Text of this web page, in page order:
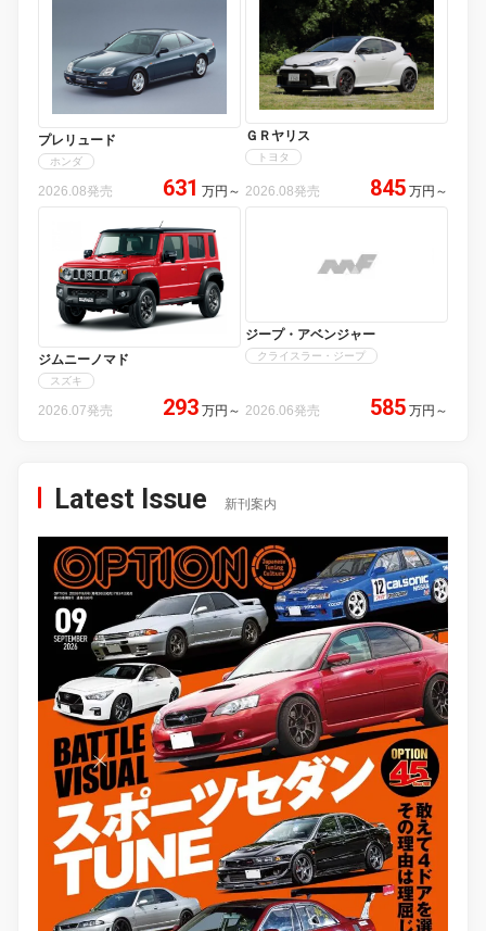
プレリュード
ホンダ
2026.08発売 631 万円 ～
ＧＲヤリス
トヨタ
2026.08発売 845 万円 ～
ジムニーノマド
スズキ
2026.07発売 293 万円 ～
ジープ・アベンジャー
クライスラー・ジープ
2026.06発売 585 万円 ～
Latest Issue 新刊案内